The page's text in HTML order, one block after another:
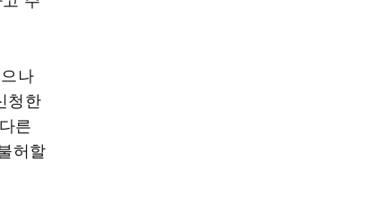
나
청한
른
허할